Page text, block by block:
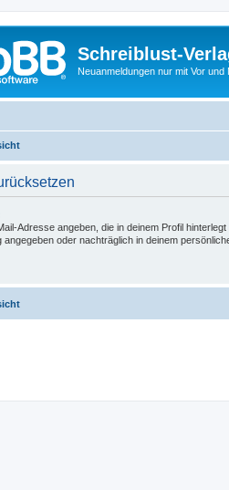
Schreiblust-
Neuanmeldungen nur mit Vor und
Adresse angeben, die in deinem Profil
angegeben oder nachträglich in deinem